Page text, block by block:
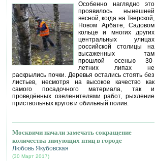
Особенно наглядно это
проявилось нынешней
весной, когда на Тверской,
Новом Арбате, Садовом
кольце и многих других
центральных улицах
российской столицы на
высаженных там
прошлой осенью 30-
летних липах не
раскрылись почки. Деревья остались стоять без
листьев, несмотря на высокое качество как
самого посадочного материала, так и
проведённых озеленителями работ, рыхление
приствольных кругов и обильный полив.
Москвичи начали замечать сокращение
количества зимующих птиц в городе
Любовь Якубовская
(30 Март 2017)